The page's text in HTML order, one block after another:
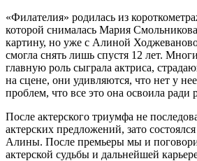
«Филателия» родилась из
которой снималась Мария
картину, но уже с Алиной
смогла снять лишь спустя 12 лет.
главную роль сыграла актриса,
на сцене, они удивляются, что нет у
проблем, что все это она освоила ради
После актерского триумфа не
актерских предложений, зато
Алины. После премьеры мы и
актерской судьбы и дальнейшей